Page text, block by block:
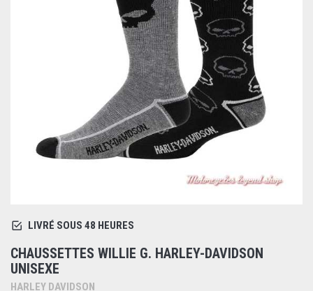
LIVRÉ SOUS 48 HEURES
CHAUSSETTES WILLIE G. HARLEY-DAVIDSON
UNISEXE
HARLEY DAVIDSON